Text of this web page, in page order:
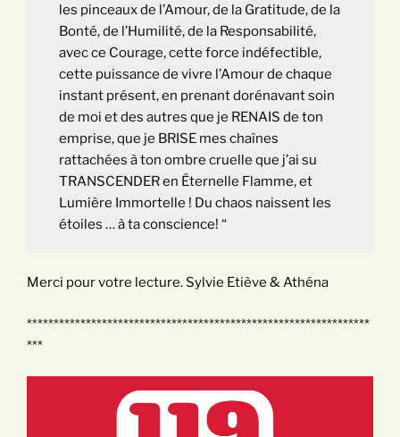
les pinceaux de l’Amour, de la Gratitude, de la
Bonté, de l’Humilité, de la Responsabilité,
avec ce Courage, cette force indéfectible,
cette puissance de vivre l’Amour de chaque
instant présent, en prenant dorénavant soin
de moi et des autres que je RENAIS de ton
emprise, que je BRISE mes chaînes
rattachées à ton ombre cruelle que j’ai su
TRANSCENDER en Éternelle Flamme, et
Lumière Immortelle ! Du chaos naissent les
étoiles … à ta conscience! “
Merci pour votre lecture. Sylvie Etiève & Athéna
****************************************************************
***